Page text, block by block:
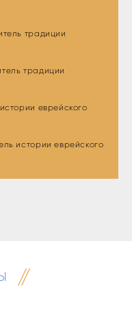
традиции
традиции
еврейского
истории еврейского